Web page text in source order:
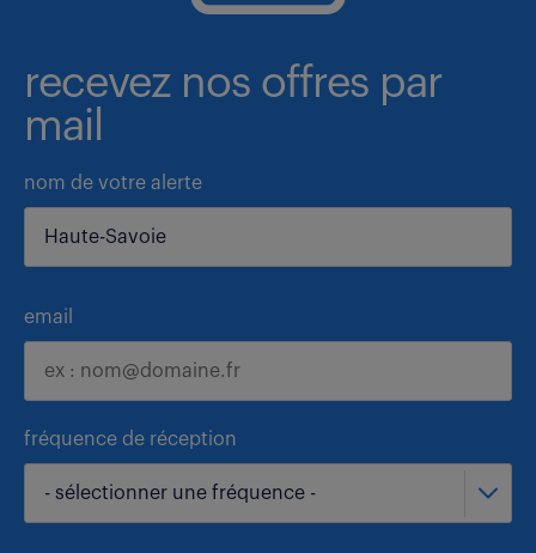
recevez nos offres par
mail
nom de votre alerte
email
fréquence de réception
- sélectionner une fréquence -